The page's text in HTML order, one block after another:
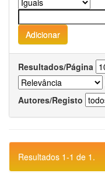
Resultados/Página
Autores/Registo
Resultados 1-1 de 1.